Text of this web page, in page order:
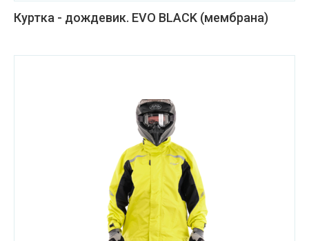
Куртка - дождевик. EVO BLACK (мембрана)